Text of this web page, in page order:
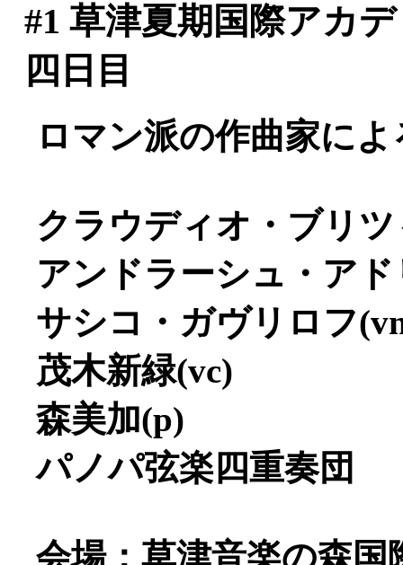
#1 草津夏期国際アカ
四日目
ロマン派の作曲家に
クラウディオ・ブリ
アンドラーシュ・ア
サシコ・ガヴリロフ
茂木新緑(vc)
森美加(p)
パノパ弦楽四重奏団
会場：草津音楽の森